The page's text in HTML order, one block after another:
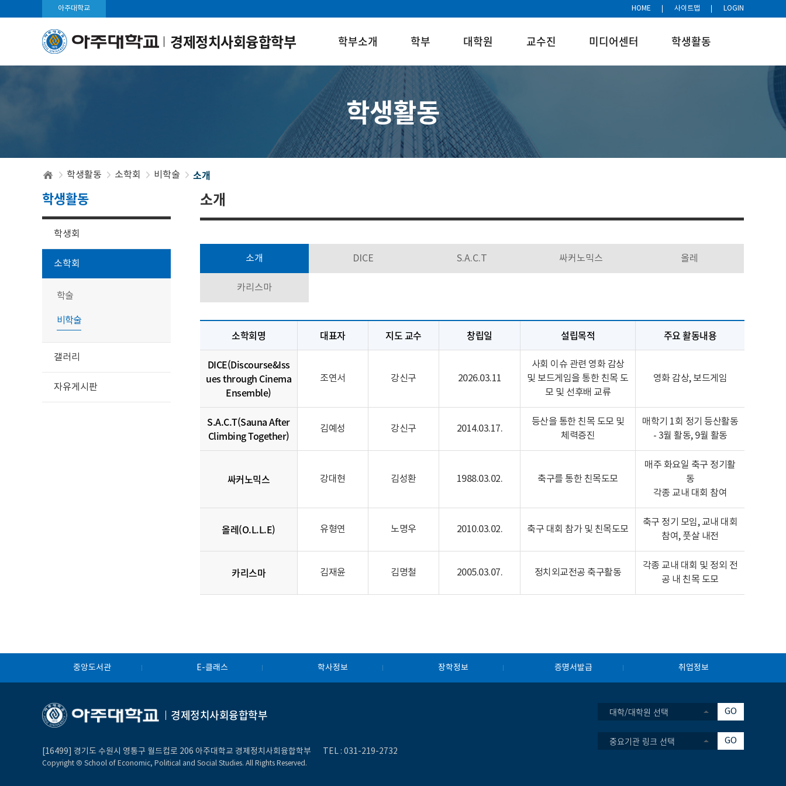
아주대학교 HOME 사이트맵 LOGIN
경제정치사회융합학부 학부소개 학부 대학원 교수진 미디어센터 학생활동
학생활동
학생활동 소학회 비학술 소개
학생활동
학생회
소학회
학술
비학술
갤러리
자유게시판
소개
소개 DICE S.A.C.T 싸커노믹스 올레
카리스마
소학회명 대표자 지도 교수 창립일 설립목적 주요 활동내용
DICE(Discourse&Iss
ues through Cinema
Ensemble)
조연서 강신구 2026.03.11
사회 이슈 관련 영화 감상
및 보드게임을 통한 친목 도
모 및 선후배 교류
영화 감상, 보드게임
S.A.C.T(Sauna After
Climbing Together)
김예성 강신구 2014.03.17.
등산을 통한 친목 도모 및
체력증진
매학기 1회 정기 등산활동
- 3월 활동, 9월 활동
싸커노믹스 강대현 김성환 1988.03.02. 축구를 통한 친목도모
매주 화요일 축구 정기활
동
각종 교내 대회 참여
올레(O.L.L.E) 유형연 노명우 2010.03.02. 축구 대회 참가 및 친목도모
축구 정기 모임, 교내 대회
참여, 풋살 내전
카리스마 김재윤 김명철 2005.03.07. 정치외교전공 축구활동
각종 교내 대회 및 정외 전
공 내 친목 도모
중앙도서관 E-클래스 학사정보 장학정보 증명서발급 취업정보
대학/대학원 선택 GO
중요기관 링크 선택 GO
경제정치사회융합학부
[16499] 경기도 수원시 영통구 월드컵로 206 아주대학교 경제정치사회융합학부 TEL : 031-219-2732
Copyright Ⓒ School of Economic, Political and Social Studies. All Rights Reserved.